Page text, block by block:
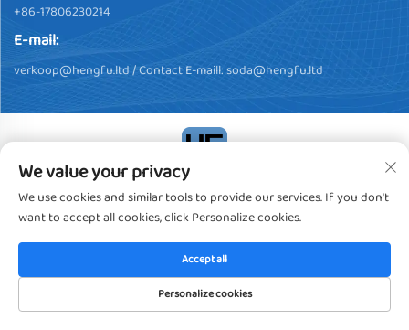
+86-17806230214
E-mail:
verkoop@hengfu.ltd/ Contact E-maill:soda@hengfu.ltd
Copyright © 2024, Dongguan Hengfu Plastic Products Co., Ltd.
Alle rechten voorbehoudenPrivacybeleid
We value your privacy
We use cookies and similar tools to provide our services. If you don't
want to accept all cookies, click Personalize cookies.
Personalize cookies
Accept all